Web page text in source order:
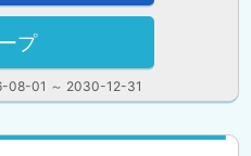
08-01 ～ 2030-12-31
プ